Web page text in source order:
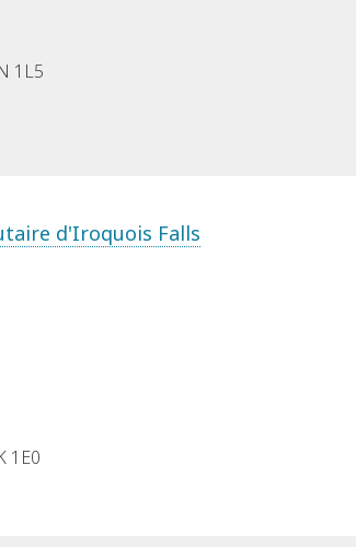
1L5
d'Iroquois Falls
1E0